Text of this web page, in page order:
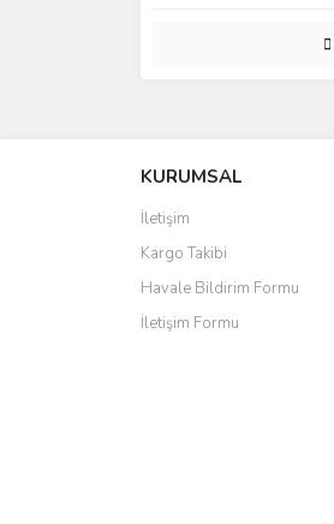
KURUMSAL
İletişim
Kargo Takibi
Havale Bildirim Formu
İletişim Formu